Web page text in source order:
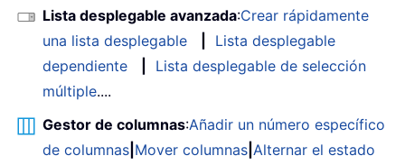
Lista desplegable avanzada:Crear rápidamente
una lista desplegable
Lista desplegable
dependiente
Lista desplegable de selección
múltiple....
Gestor de columnas:Añadir un número específico
de columnas Mover columnas Alternar el estado